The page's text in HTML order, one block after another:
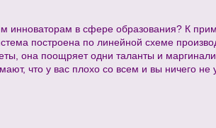
инноваторам в сфере образования? К
построена по линейной схеме
она поощряет одни таланты и
что у вас плохо со всем и вы ничего